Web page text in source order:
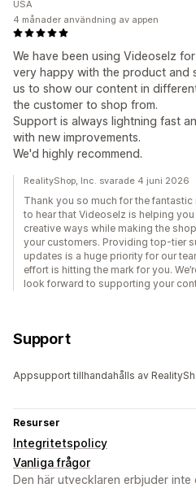
We have been using Videoselz
very happy with the product and
us to show our content in
the customer to shop from.
Support is always lightning fast
with new improvements.
We'd highly recommend.
USA
4 månader användning av appen
RealityShop, Inc. svarade 4 juni 2026
Thank you so much for the fantastic
to hear that Videoselz is helping
creative ways while making the
your customers. Providing top-tier
updates is a huge priority for our
effort is hitting the mark for you.
look forward to supporting your
Support
Appsupport tillhandahålls av
Resurser
Integritetspolicy
Vanliga frågor
Den här utvecklaren erbjuder